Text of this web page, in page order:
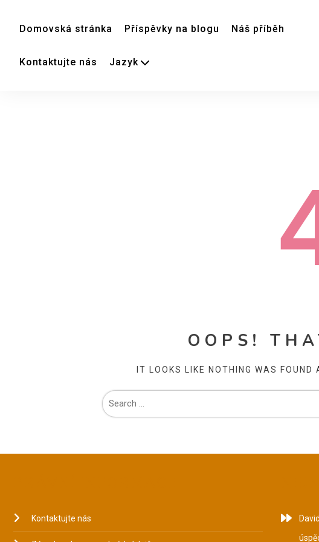
Domovská stránka Příspěvky na blogu Náš příběh
Kontaktujte nás Jazyk
OOPS!
IT LOOKS LIKE NOTHING WAS
Kontaktujte nás